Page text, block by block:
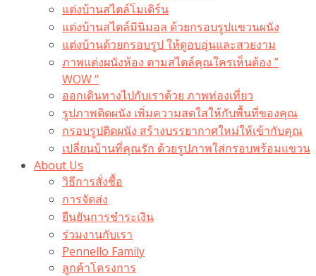
แต่งบ้านสไตล์โมเดิร์น
แต่งบ้านสไตล์มินิมอล ด้วยกรอบรูปแขวนผนัง
แต่งบ้านด้วยกรอบรูป ให้ดูอบอุ่นและสวยงาม
ภาพแต่งผนังห้อง ตามสไตล์คุณใครเห็นต้อง ”
WOW “
ออกเดินทางไปกับเราด้วย ภาพท่องเที่ยว
รูปภาพติดผนัง เพิ่มความสดใสให้กับพื้นที่ของคุณ
กรอบรูปติดผนัง สร้างบรรยากาศใหม่ให้เข้ากับคุณ
เปลี่ยนบ้านที่คุณรัก ด้วยรูปภาพใส่กรอบพร้อมแขวน​
About Us
วิธีการสั่งซื้อ
การจัดส่ง
ยืนยันการชำระเงิน
ร่วมงานกับเรา
Pennello Family
ลูกค้าโครงการ